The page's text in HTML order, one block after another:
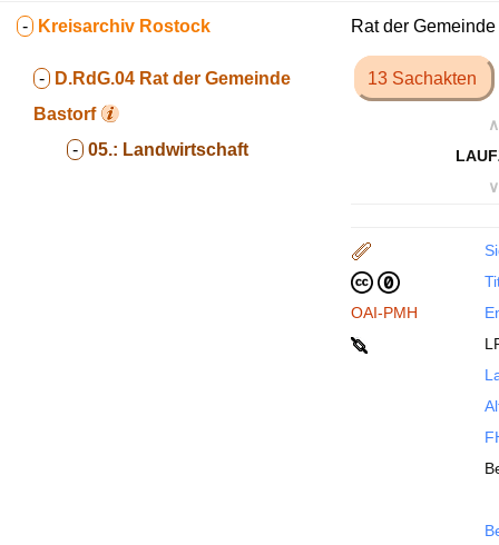
- Kreisarchiv Rostock
- D.RdG.04 Rat der Gemeinde
Bastorf
- 05.: Landwirtschaft
Rat der
13 Sachakten
∧
∨
OAI-PMH